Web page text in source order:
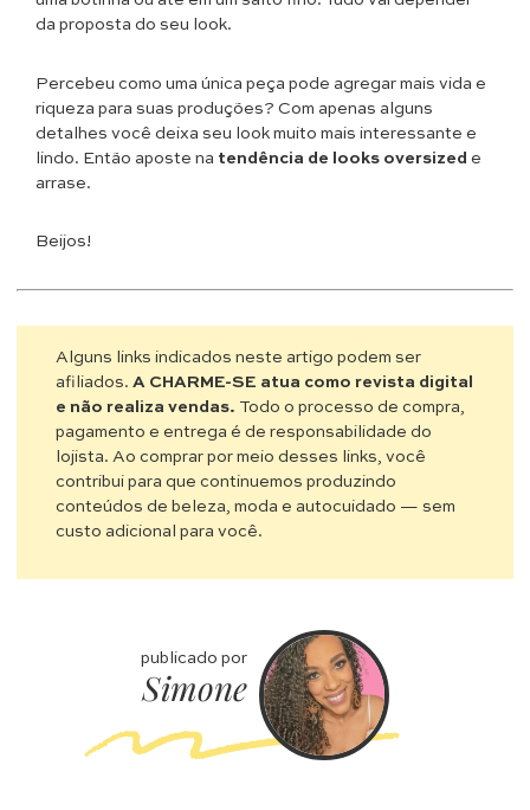
da proposta do seu look.
Percebeu como uma única peça pode agregar mais vida e
riqueza para suas produções? Com apenas alguns
detalhes você deixa seu look muito mais interessante e
lindo. Então aposte na tendência de looks oversized e
arrase.
Beijos!
Alguns links indicados neste artigo podem ser
afiliados.A CHARME-SE atua como revista digital
e não realiza vendas. Todo o processo de compra,
pagamento e entrega é de responsabilidade do
lojista. Ao comprar por meio desses links, você
contribui para que continuemos produzindo
conteúdos de beleza, moda e autocuidado — sem
custo adicional para você.
publicado por
Simone